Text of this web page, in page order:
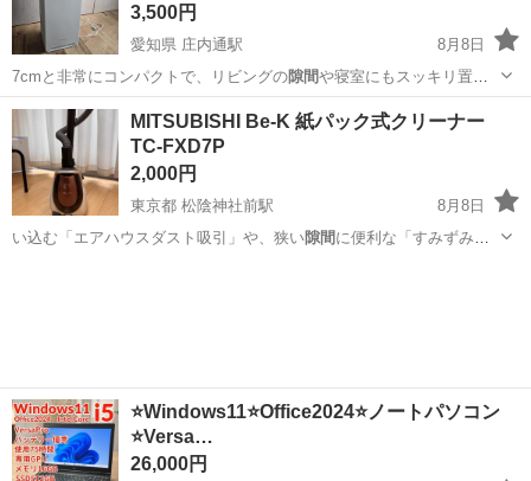
3,500円
愛知県 庄内通駅
8月8日
7cmと非常にコンパクトで、リビングの隙間や寝室にもスッキリ置け
ます。 ・ストリ…
愛知 名古屋市 季節、空調家電 MCK
MITSUBISHI Be-K 紙パック式クリーナー
TC-FXD7P
2,000円
東京都 松陰神社前駅
8月8日
い込む「エアハウスダスト吸引」や、狭い隙間 に便利な「すみずみブ
⭐️Windows11⭐️Office2024⭐️ノートパソコン
⭐️Versa…
26,000円